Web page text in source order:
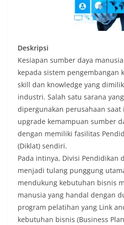
Deskripsi
Kesiapan sumber daya
kepada sistem pengembangan
skill dan knowledge yang
industri. Salah satu sarana
dipergunakan perusahaan
upgrade kemampuan sumber
dengan memiliki fasilitas
(Diklat) sendiri.
Pada intinya, Divisi Pendidikan
menjadi tulang punggung
mendukung kebutuhan bisnis
manusia yang handal dengan
program pelatihan yang Link
kebutuhan bisnis (Business